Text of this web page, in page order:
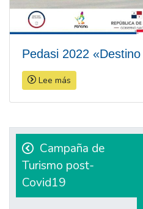
Pedasi 2022
Lee más
Navegación
de
entradas
Campaña de
Turismo post-
Covid19